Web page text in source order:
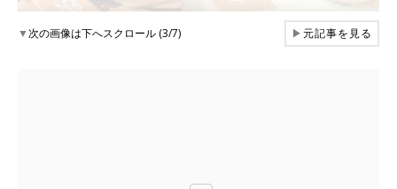
▼次の画像は下へスクロール (3/7) ▶元記事を見る